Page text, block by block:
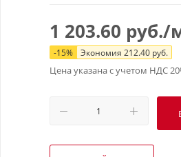
1 203.60 руб./
-15% Экономия 212.40руб.
Цена указана с учетом НДС